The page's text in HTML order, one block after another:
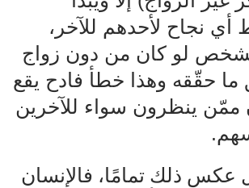
أي نجاح لأحدهم للآخر،
لو كان من دون زواج
ما حقّقه وهذا خطأ فادح يقع
ممّن ينظرون سواء للآخرين
عكس ذلك تمامًا، فالإنسان